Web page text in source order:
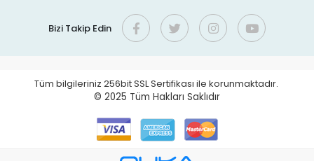
Bizi Takip Edin
Tüm bilgileriniz 256bit SSL Sertifikası ile korunmaktadır.
© 2025 Tüm Hakları Saklıdır